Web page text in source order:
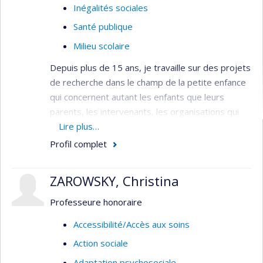
recherche vers l’organisation des services et des
Inégalités sociales
Santé publique
Milieu scolaire
Depuis plus de 15 ans, je travaille sur des projets
de recherche dans le champ de la petite enfance
qui concernent autant les enfants que leurs
parents, les intervenants, les organisations qui
offrent les services et l’action intersectorielle.
Parmi mes travaux récents, il y a une recherche-
périnatal et familial en toxicomanie dans le
quartier Centre-Sud à Montréal. J’ai aussi été
l’Enquête québécoise sur le parcours préscolaire
des enfants de maternelle
visait notamment à décrire la diversité des
Lire plus…
Profil complet
ZAROWSKY, Christina
Professeure honoraire
Accessibilité/Accès aux soins
Action sociale